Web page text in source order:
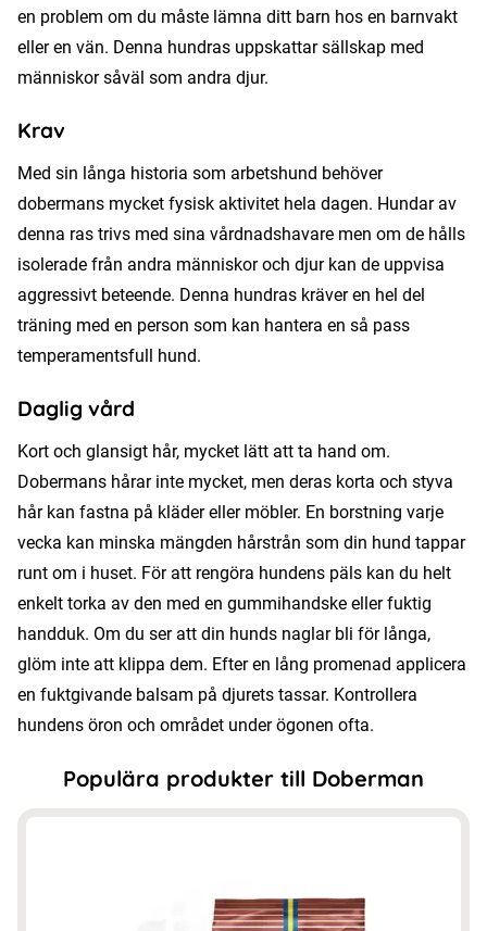
en problem om du måste lämna ditt barn hos en barnvakt
eller en vän. Denna hundras uppskattar sällskap med
människor såväl som andra djur.
Krav
Med sin långa historia som arbetshund behöver
dobermans mycket fysisk aktivitet hela dagen. Hundar av
denna ras trivs med sina vårdnadshavare men om de hålls
isolerade från andra människor och djur kan de uppvisa
aggressivt beteende. Denna hundras kräver en hel del
träning med en person som kan hantera en så pass
temperamentsfull hund.
Daglig vård
Kort och glansigt hår, mycket lätt att ta hand om.
Dobermans hårar inte mycket, men deras korta och styva
hår kan fastna på kläder eller möbler. En borstning varje
vecka kan minska mängden hårstrån som din hund tappar
runt om i huset. För att rengöra hundens päls kan du helt
enkelt torka av den med en gummihandske eller fuktig
handduk. Om du ser att din hunds naglar bli för långa,
glöm inte att klippa dem. Efter en lång promenad applicera
en fuktgivande balsam på djurets tassar. Kontrollera
hundens öron och området under ögonen ofta.
Populära produkter till Doberman